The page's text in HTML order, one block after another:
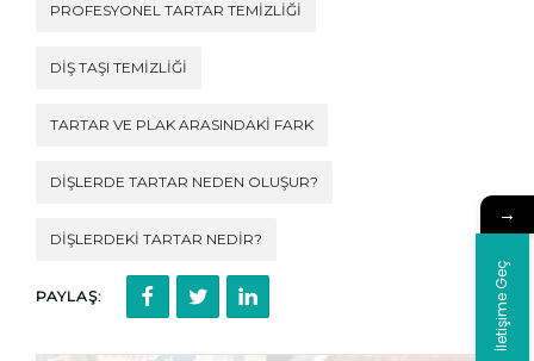
PROFESYONEL TARTAR TEMIZLIĞI
DIŞ TAŞI TEMIZLIĞI
TARTAR VE PLAK ARASINDAKI FARK
DIŞLERDE TARTAR NEDEN OLUŞUR?
DIŞLERDEKI TARTAR NEDIR?
PAYLAŞ:
→
İletişime Geç